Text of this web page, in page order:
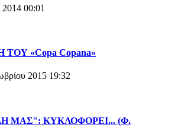
00:01
«Copa Copana»
2015 19:32
ΜΑΣ": ΚΥΚΛΟΦΟΡΕΙ... (Φ.